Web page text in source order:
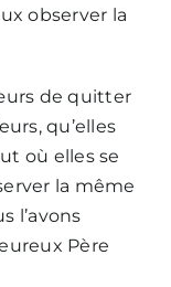
observer la
de quitter
qu’elles
où elles se
la même
l’avons
Père